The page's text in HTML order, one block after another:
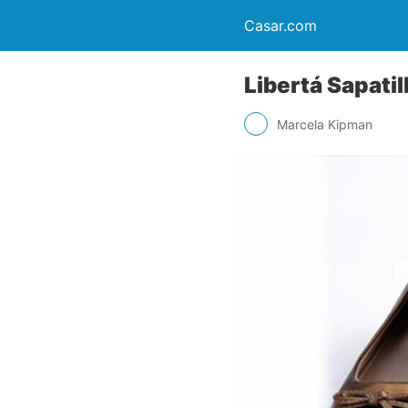
Casar.com
Libertá
Marcela Kipman